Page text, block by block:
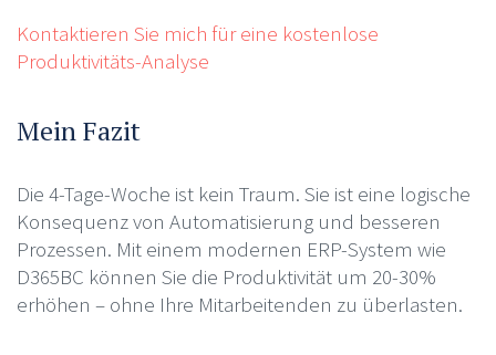
Kontaktieren Sie mich für eine kostenlose
Produktivitäts-Analyse
Mein Fazit
Die 4-Tage-Woche ist kein Traum. Sie ist eine logische
Konsequenz von Automatisierung und besseren
Prozessen. Mit einem modernen ERP-System wie
D365BC können Sie die Produktivität um 20-30%
erhöhen – ohne Ihre Mitarbeitenden zu überlasten.